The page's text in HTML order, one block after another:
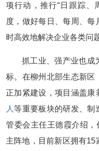
项行动，推行“日跟踪、
度，做好每日、每周、每
时高效地解决企业各类问
抓工业、强产业也成
标。在柳州北部生态新区
正加紧建设，项目涵盖康
人等重要板块的研发、制
管委会主任王德霞介绍，
主阵地，目前新区拥有15